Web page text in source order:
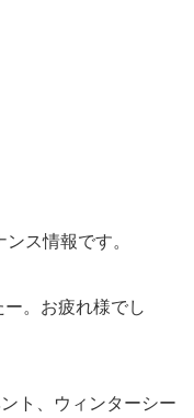
ス情報です。
。お疲れ様でし
ト、ウィンターシー